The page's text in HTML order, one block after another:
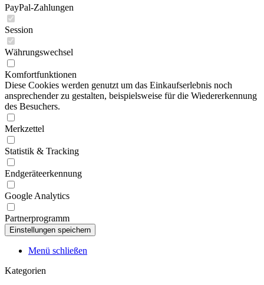
PayPal-Zahlungen
Session
Währungswechsel
Komfortfunktionen
Diese Cookies werden genutzt um das Einkaufserlebnis noch
ansprechender zu gestalten, beispielsweise für die Wiedererkennung
des Besuchers.
Merkzettel
Statistik & Tracking
Endgeräteerkennung
Google Analytics
Partnerprogramm
Menü schließen
Kategorien